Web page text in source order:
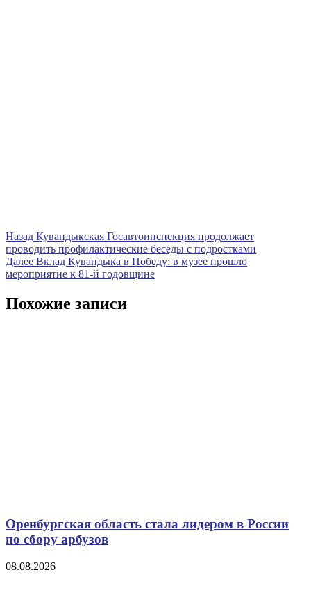
Навигация
по
записям
Назад Предыдущая
запись
Кувандыкская Госавтоинспекция продолжает
проводить профилактические беседы с подростками
Далее Следующая
запись
Вклад Кувандыка в Победу: в музее прошло
мероприятие к 81-й годовщине
Похожие записи
Оренбургская область стала лидером в России
по сбору арбузов
08.08.2026